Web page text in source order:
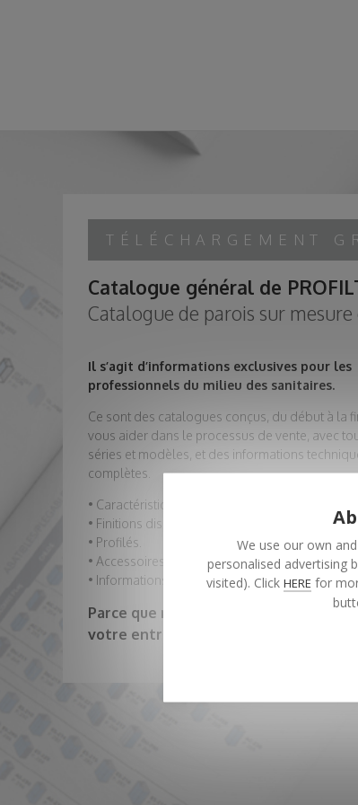
TÉLÉCHARGEMENT
Catalogue général de
Catalogue de parois sur
Il s’agit d’informations exclusives pour les
professionnels du milieu des sanitaires.
Ce sont des catalogues conçus, du début à la
vous aider dans le processus de vente, avec
séries et modèles, et des informations
complètes.
• Caractéristiques.
• Finitions disponibles.
• Profilés.
• Accessoires en option.
• Informations supplémentaires.
Parce que notre objectif est de
votre entreprise.
We use our own
personalised advertising
visited). Click HERE for